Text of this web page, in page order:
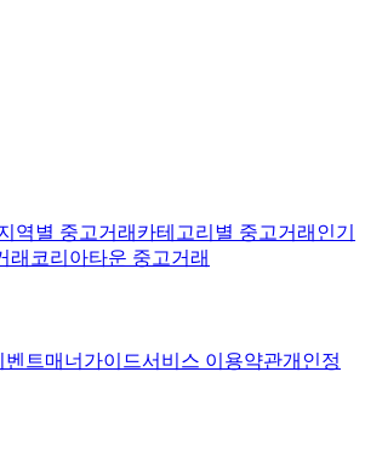
역별 중고거래 카테고리별 중고거래 인기
래 코리아타운 중고거래
벤트매너가이드서비스 이용약관개인정